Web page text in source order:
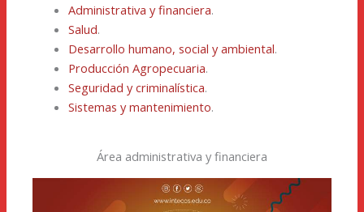
Administrativa y financiera.
Salud.
Desarrollo humano, social y ambiental.
Producción Agropecuaria.
Seguridad y criminalística.
Sistemas y mantenimiento.
Área administrativa y financiera